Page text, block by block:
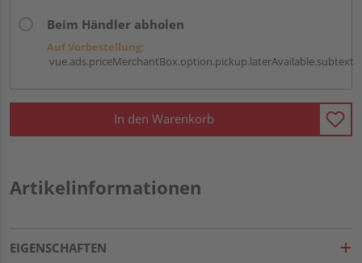
Beim Händler abholen
Auf Vorbestellung:
vue.ads.priceMerchantBox.option.pickup.laterAvailable.subtext
In den Warenkorb
Artikelinformationen
EIGENSCHAFTEN